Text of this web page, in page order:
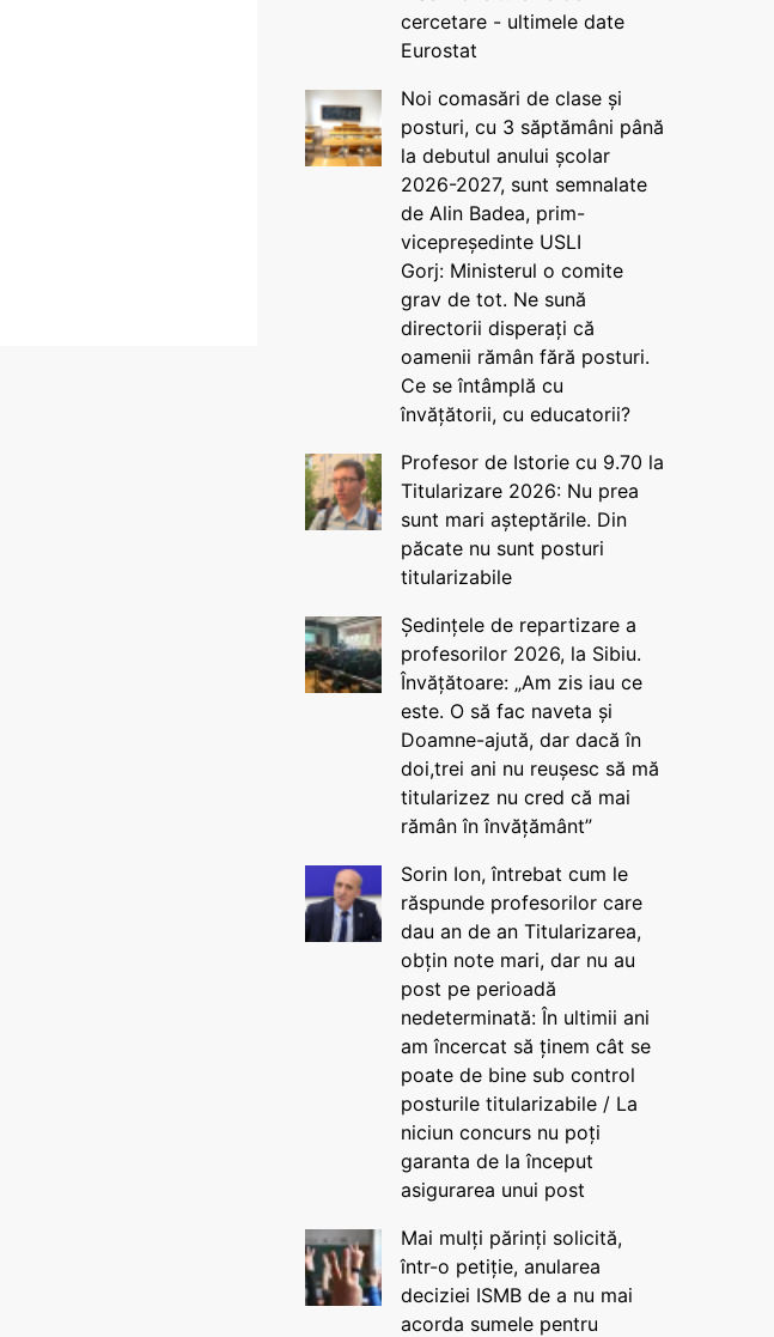
cercetare - ultimele date
Eurostat
Noi comasări de clase și
posturi, cu 3 săptămâni până
la debutul anului școlar
2026-2027, sunt semnalate
de Alin Badea, prim-
vicepreședinte USLI
Gorj: Ministerul o comite
grav de tot. Ne sună
directorii disperați că
oamenii rămân fără posturi.
Ce se întâmplă cu
învățătorii, cu educatorii?
Profesor de Istorie cu 9.70 la
Titularizare 2026: Nu prea
sunt mari așteptările. Din
păcate nu sunt posturi
titularizabile
Ședințele de repartizare a
profesorilor 2026, la Sibiu.
Învățătoare: „Am zis iau ce
este. O să fac naveta și
Doamne-ajută, dar dacă în
doi,trei ani nu reușesc să mă
titularizez nu cred că mai
rămân în învățământ”
Sorin Ion, întrebat cum le
răspunde profesorilor care
dau an de an Titularizarea,
obțin note mari, dar nu au
post pe perioadă
nedeterminată: În ultimii ani
am încercat să ținem cât se
poate de bine sub control
posturile titularizabile / La
niciun concurs nu poți
garanta de la început
asigurarea unui post
Mai mulți părinți solicită,
într-o petiție, anularea
deciziei ISMB de a nu mai
acorda sumele pentru